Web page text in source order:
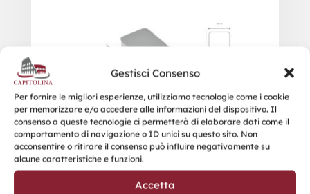
Gestisci Consenso
Per fornire le migliori esperienze, utilizziamo tecnologie come i cookie
per memorizzare e/o accedere alle informazioni del dispositivo. Il
consenso a queste tecnologie ci permetterà di elaborare dati come il
comportamento di navigazione o ID unici su questo sito. Non
acconsentire o ritirare il consenso può influire negativamente su
alcune caratteristiche e funzioni.
Accetta